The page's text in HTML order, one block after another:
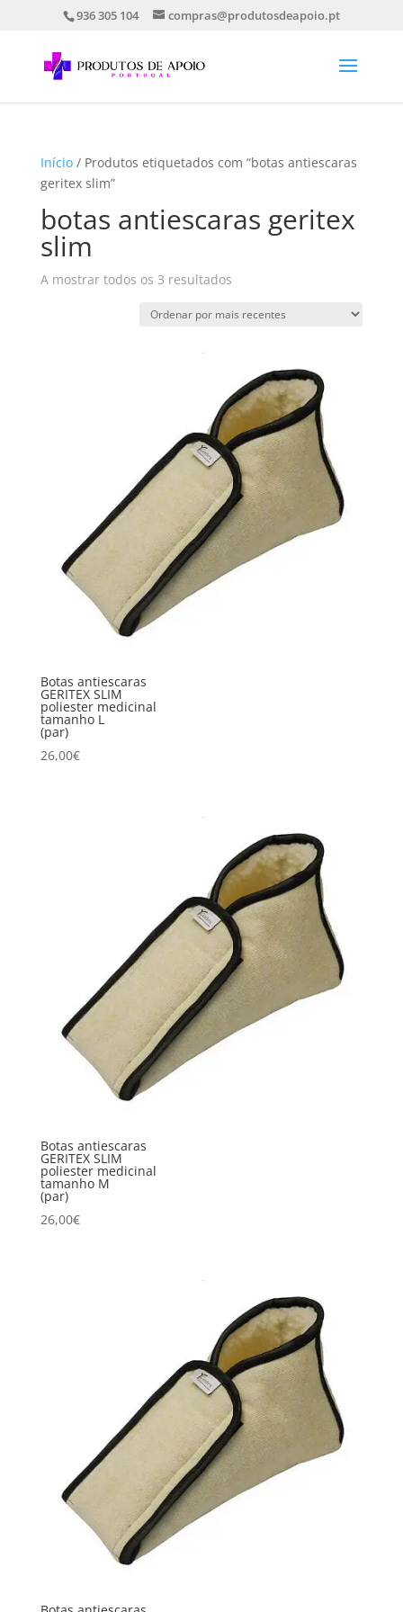
936 305 104 compras@produtosdeapoio.pt
Início/ Produtos etiquetados com “botas antiescaras
geritex slim”
botas antiescaras geritex
slim
A mostrar todos os 3 resultadosOrdenado
mais
Botas antiescaras
GERITEX SLIM
poliester medicinal
tamanho L
(par)
26,00€
Botas antiescaras
GERITEX SLIM
poliester medicinal
tamanho M
(par)
26,00€